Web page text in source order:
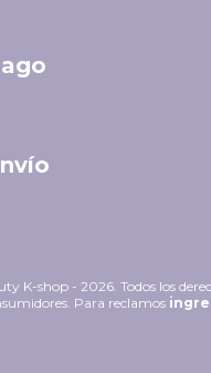
K-shop - 2026. Todos los
Para reclamos